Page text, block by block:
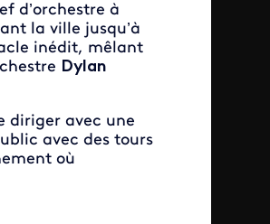
d’orchestre à
la ville jusqu’à
inédit, mêlant
Dylan
diriger avec une
avec des tours
où